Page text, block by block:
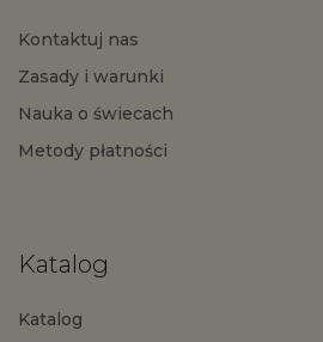
Kontaktuj nas
Zasady i warunki
Nauka o świecach
Metody płatności
Katalog
Katalog